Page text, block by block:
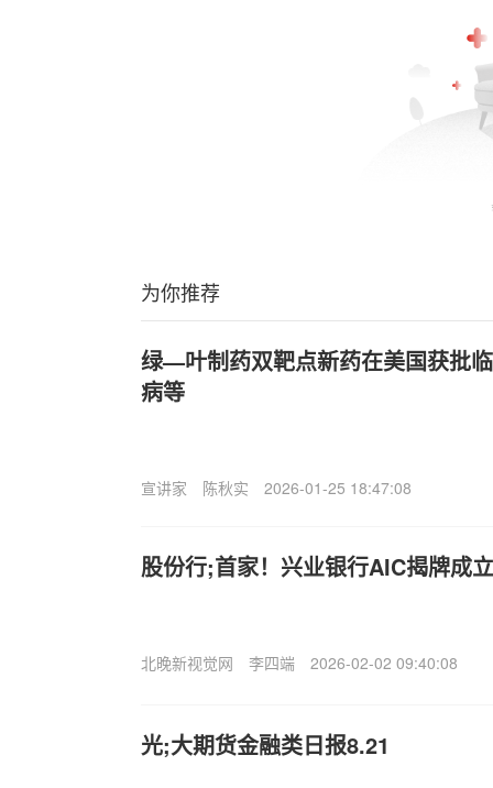
为你推荐
绿—叶制药双靶点新药在美国获批
病等
宣讲家 陈秋实 2026-01-25 18:47:08
股份行;首家！兴业银行AIC揭牌成立
北晚新视觉网 李四端 2026-02-02 09:40:08
光;大期货金融类日报8.21